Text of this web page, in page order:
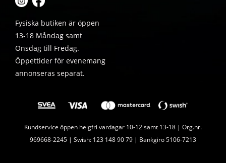
Fysiska butiken är öppen
13-18 Måndag samt
Onsdag till Fredag.
Öppettider för evenemang
annonseras separat.
Kundservice öppen helgfri vardagar 10-12 samt 13-18 | Org.nr.
969668-2245 | Swish: 123 148 90 79 | Bankgiro 5106-7213